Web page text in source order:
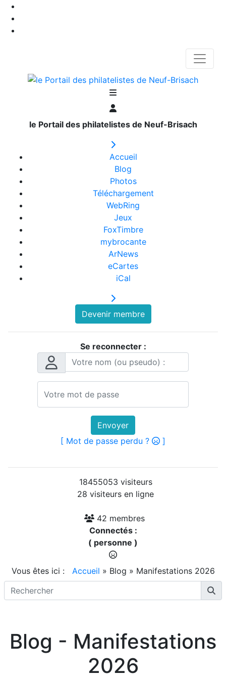
le Portail des philatelistes de Neuf-Brisach
Accueil
Blog
Photos
Téléchargement
WebRing
Jeux
FoxTimbre
mybrocante
ArNews
eCartes
iCal
Devenir membre
Se reconnecter :
Envoyer
[ Mot de passe perdu ?
]
18455053 visiteurs
28 visiteurs en ligne
42 membres
Connectés :
( personne )
Vous êtes ici : Accueil » Blog » Manifestations 2026
Blog - Manifestations
2026